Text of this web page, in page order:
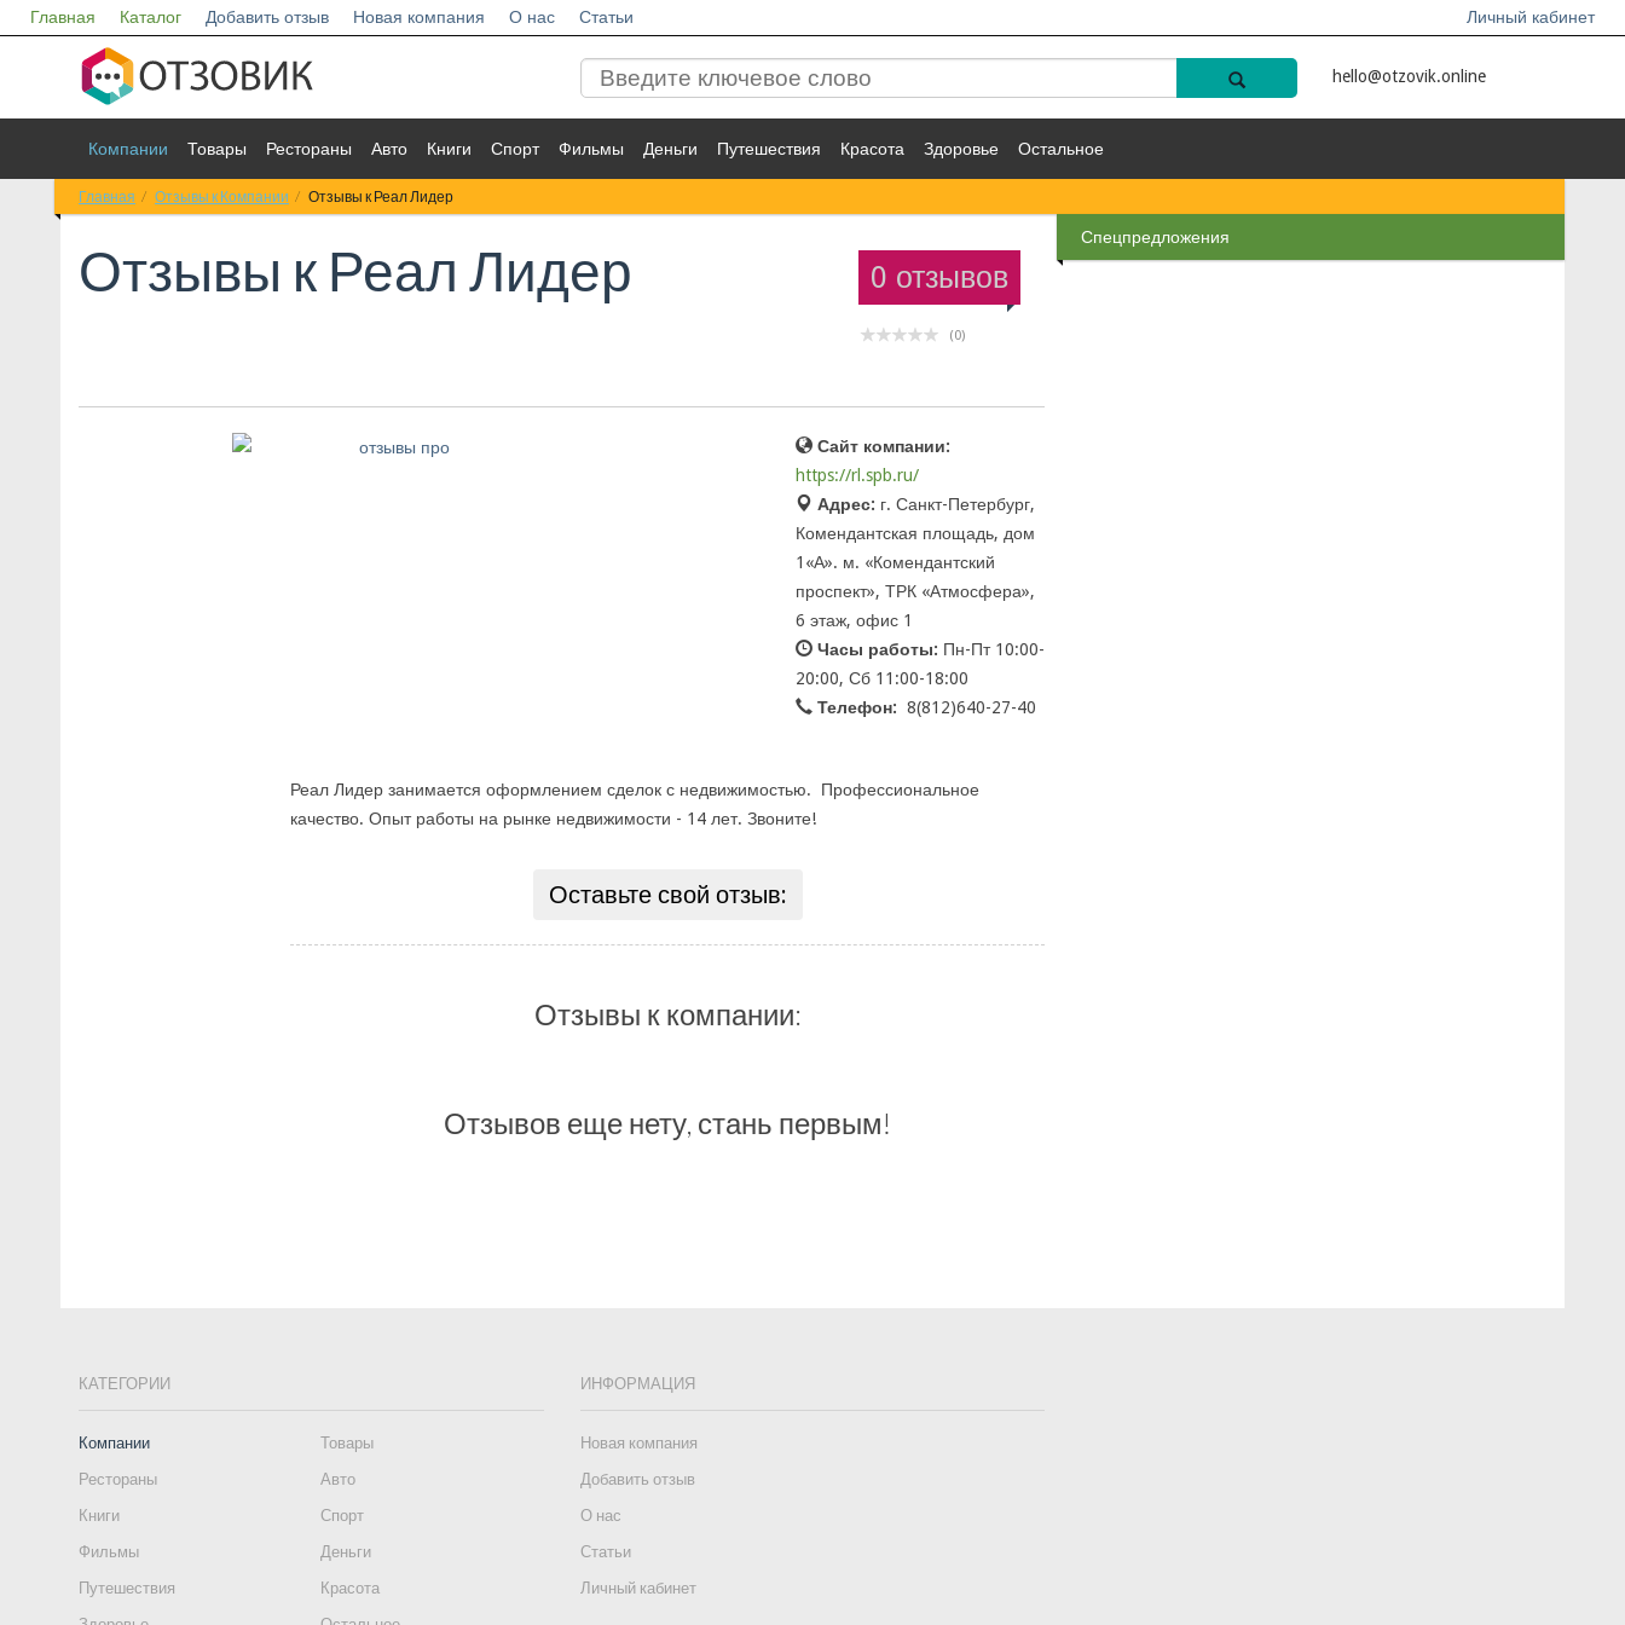
Главная Каталог Добавить отзыв Новая компания О нас Статьи Личный кабинет
hello@otzovik.online
Компании Товары Рестораны Авто Книги Спорт Фильмы Деньги Путешествия Красота Здоровье Остальное
Главная Отзывы к Компании Отзывы к Реал Лидер
0 отзывов
(0)
Отзывы к Реал Лидер
Сайт компании:
https://rl.spb.ru/
Адрес: г. Санкт-Петербург,
Комендантская площадь, дом
1«А». м. «Комендантский
проспект», ТРК «Атмосфера»,
6 этаж, офис 1
Часы работы: Пн-Пт 10:00-
20:00, Сб 11:00-18:00
Телефон: 8(812)640-27-40
Реал Лидер занимается оформлением сделок с недвижимостью. Профессиональное
качество. Опыт работы на рынке недвижимости - 14 лет. Звоните!
Оставьте свой отзыв:
Отзывы к компании:
Отзывов еще нету, стань первым!
Спецпредложения
КАТЕГОРИИ
Компании
Товары
Рестораны
Авто
Книги
Спорт
Фильмы
Деньги
Путешествия
Красота
ИНФОРМАЦИЯ
Новая компания
Добавить отзыв
О нас
Статьи
Личный кабинет